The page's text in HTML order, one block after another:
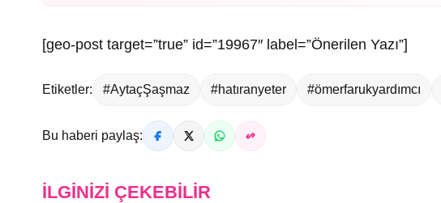
[geo-post target=”true” id=”19967″ label=”Önerilen Yazı”]
Etiketler: #AytaçŞaşmaz #hatıranyeter #ömerfarukyardımcı
Bu haberi paylaş:
İLGINIZI ÇEKEBILIR